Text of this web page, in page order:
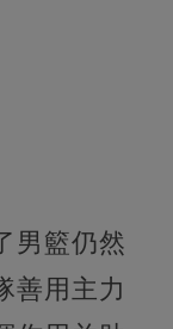
男籃仍然
善用主力